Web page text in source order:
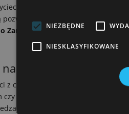
w dwie strony dla osoby
zobaczyć też pobliski
Zamku Orawskiego – aby go
Zamek w Niedzicy
z całej Polski odwiedzali okolice
czy Chochołowskie Termy skupiły
zamek w Niedzicy, można
NIEZBĘDNE
NIESKLASYFIKOWANE